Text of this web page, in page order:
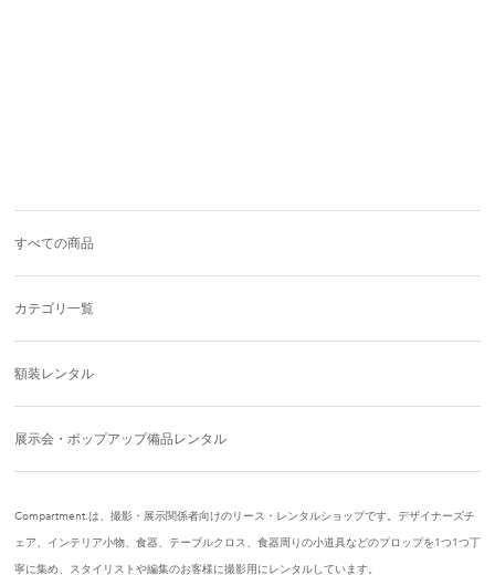
すべての商品
カテゴリ一覧
額装レンタル
展示会・ポップアップ備品レンタル
Compartment.は、撮影・展示関係者向けのリース・レンタルショップです。デザイナーズチ
ェア、インテリア小物、食器、テーブルクロス、食器周りの小道具などのプロップを1つ1つ丁
寧に集め、スタイリストや編集のお客様に撮影用にレンタルしています。